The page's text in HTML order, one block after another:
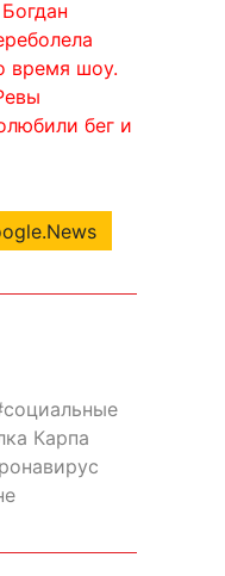
время шоу.
бег и
социальные
Карпа